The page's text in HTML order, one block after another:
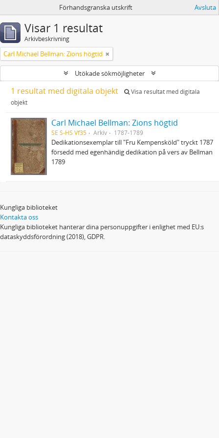
Förhandsgranska utskrift Avsluta
Visar 1 resultat
Arkivbeskrivning
Carl Michael Bellman: Zions högtid
Utökade sökmöjligheter
1 resultat med digitala objekt
Visa resultat med digitala
objekt
Carl Michael Bellman: Zions högtid
SE S-HS Vf35 Arkiv 1787-1789
Dedikationsexemplar till "Fru Kempensköld" tryckt 1787
försedd med egenhändig dedikation på vers av Bellman
1789
Kungliga biblioteket
Kontakta oss
Kungliga biblioteket hanterar dina personuppgifter i enlighet med EU:s
dataskyddsförordning (2018), GDPR.